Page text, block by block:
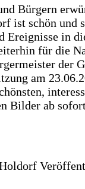
Bürgern
ist schön und
Ereignisse in
für die
der
am
Bilder ab